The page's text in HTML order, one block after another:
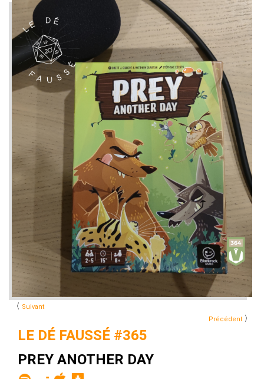
〈 Suivant
Précédent 〉
LE DÉ FAUSSÉ #365
PREY ANOTHER DAY